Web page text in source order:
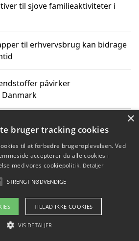
til sjove familieaktiviteter i
til erhvervsbrug kan bidrage
påvirker
fossile brændstoffer kan ændre
2026 - Pilanto Aps
×
bruger tracking cookies
til at forbedre brugeroplevelsen. Ved
accepterer du alle cookies i
med vores cookiepolitik. Detaljer
STRENGT NØDVENDIGE
TILLAD IKKE COOKIES
VIS DETALJER